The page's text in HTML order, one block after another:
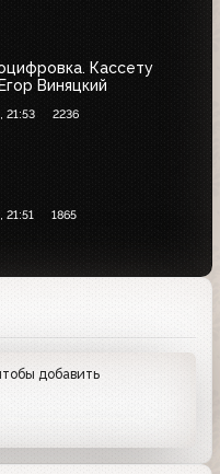
Кассету
Виняцкий
21:53 2236
21:51 1865
добавить